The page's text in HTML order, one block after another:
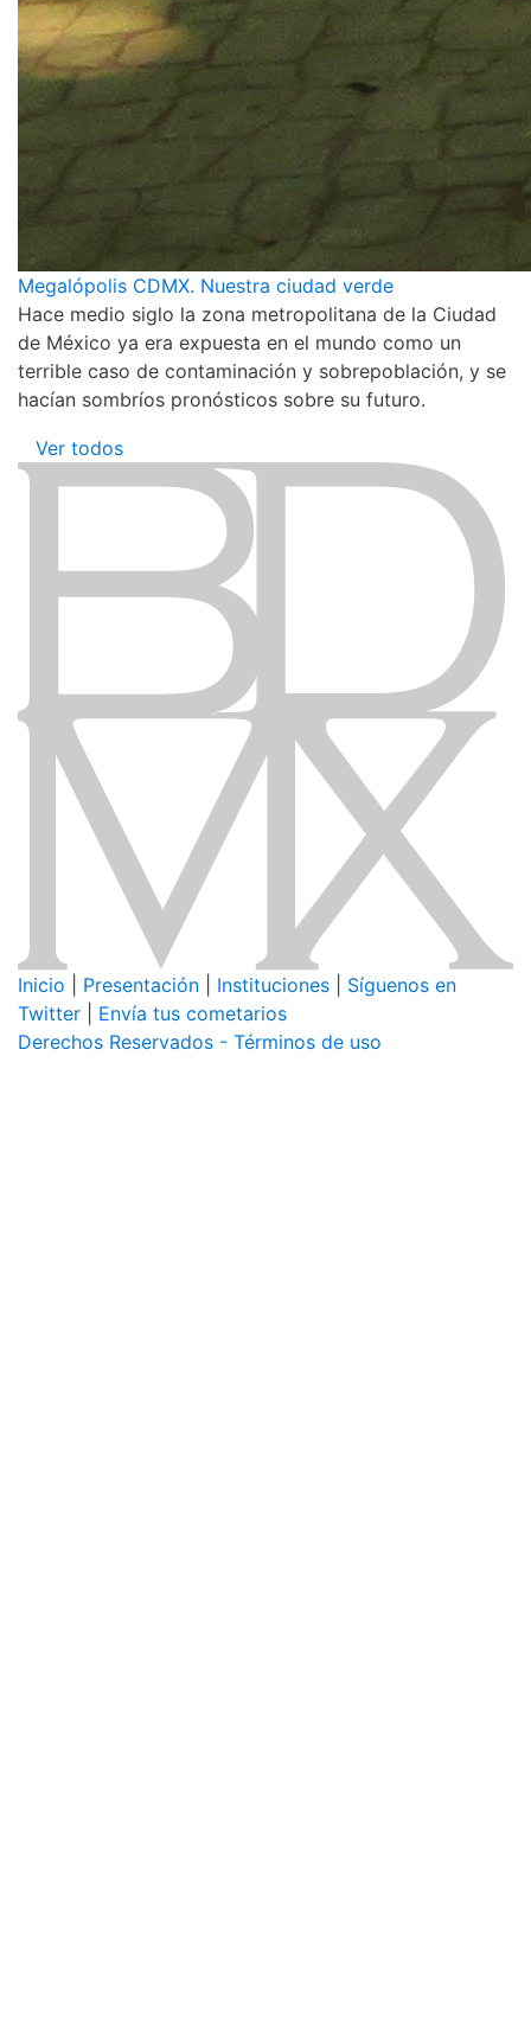
Megalópolis CDMX. Nuestra ciudad verde
Hace medio siglo la zona metropolitana de la Ciudad
de México ya era expuesta en el mundo como un
terrible caso de contaminación y sobrepoblación, y se
hacían sombríos pronósticos sobre su futuro.
Ver todos
Inicio Presentación Instituciones
Síguenos en
Twitter
Envía tus cometarios
Derechos Reservados - Términos de uso